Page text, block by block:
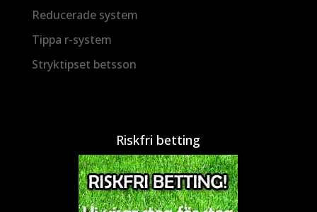
Reducerade system
Tippa r-system
Stryktipset betsson
Riskfri betting